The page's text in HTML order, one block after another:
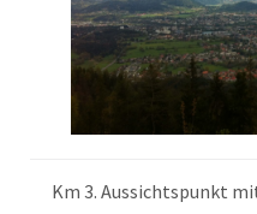
Km 3. Aussichtspunkt